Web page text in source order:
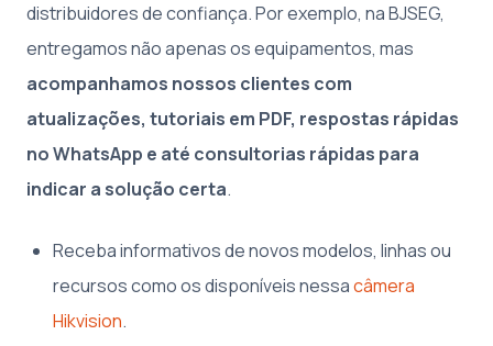
distribuidores de confiança. Por exemplo, na BJSEG,
entregamos não apenas os equipamentos, mas
acompanhamos nossos clientes com
atualizações, tutoriais em PDF, respostas rápidas
no WhatsApp e até consultorias rápidas para
indicar a solução certa.
Receba informativos de novos modelos, linhas ou
recursos como os disponíveis nessacâmera
Hikvision.